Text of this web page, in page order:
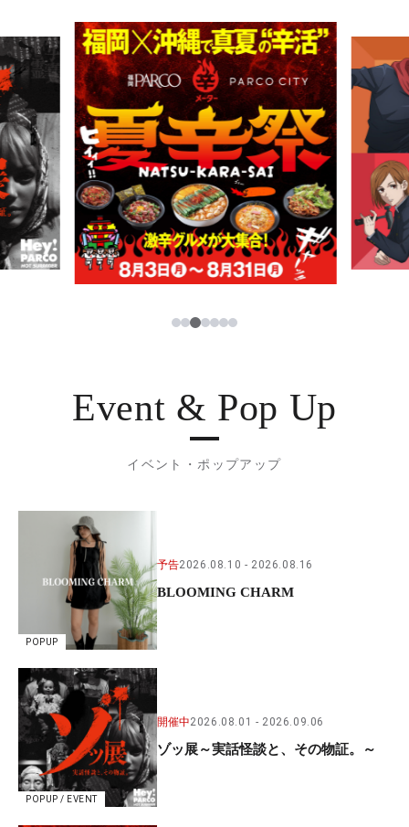
PARCOメンバーズ
123456
Event & Pop Up
イベント・ポップアップ
POPUP
予告2026.08.10 2026.08.16
BLOOMING CHARM
POPUP / EVENT
開催中2026.08.01 2026.09.06
ゾッ展～実話怪談と、その物証。～